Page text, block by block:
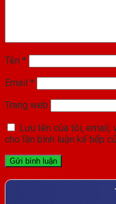
Tên *
Email *
Trang web
Lưu tên của tôi, email,
cho lần bình luận kế tiếp